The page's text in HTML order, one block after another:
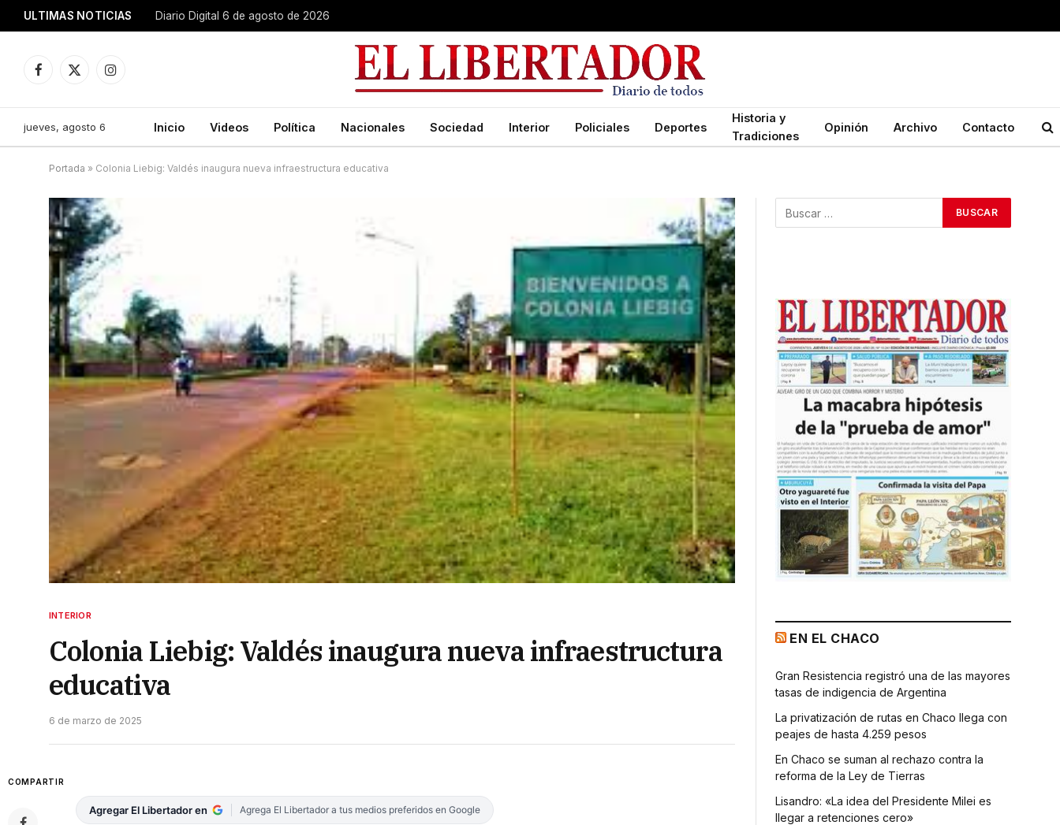
ULTIMAS NOTICIAS Diario Digital 6 de agosto de 2026
Facebook
X
Instagram
jueves, agosto 6 Inicio Videos Política Nacionales Sociedad Interior Policiales Deportes
Historia y
Tradiciones
Opinión Archivo Contacto
Portada » Colonia Liebig: Valdés inaugura nueva infraestructura educativa
INTERIOR
Colonia Liebig: Valdés inaugura nueva infraestructura
educativa
6 de marzo de 2025
COMPARTIR
Agregar El Libertador en Agrega El Libertador a tus medios preferidos en Google
EN EL CHACO
Gran Resistencia registró una de las mayores
tasas de indigencia de Argentina
La privatización de rutas en Chaco llega con
peajes de hasta 4.259 pesos
En Chaco se suman al rechazo contra la
reforma de la Ley de Tierras
Lisandro: «La idea del Presidente Milei es
llegar a retenciones cero»